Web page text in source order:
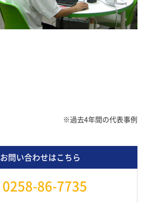
※過去4年間の代表事例
お問い合わせはこちら
0258-86-7735